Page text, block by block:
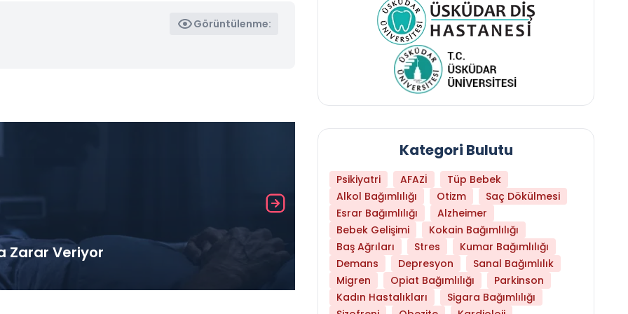
Görüntülenme:
Zarar Veriyor Libido Yüksekliği
Kategori Bulutu
Psikiyatri AFAZİ
Tüp Bebek
Alkol Bağımlılığı
Otizm
Saç Dökülmesi
Esrar Bağımlılığı
Alzheimer
Bebek Gelişimi
Kokain Bağımlılığı
Baş Ağrıları
Stres
Kumar Bağımlılığı
Demans
Depresyon
Sanal Bağımlılık
Migren
Opiat Bağımlılığı
Parkinson
Kadın Hastalıkları
Sigara Bağımlılığı